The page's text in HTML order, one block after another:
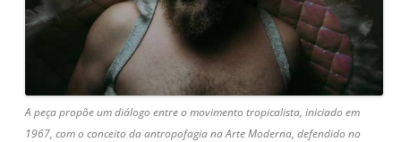
A peça propõe um diálogo entre o movimento tropicalista, iniciado em
1967, com o conceito da antropofagia na Arte Moderna, defendido no